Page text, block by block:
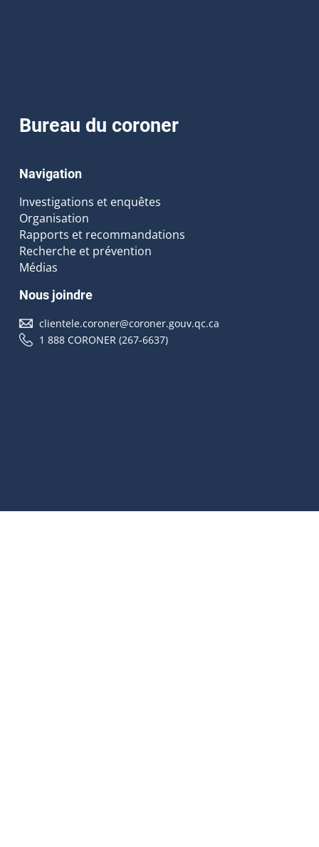
Bureau du coroner
Navigation
Investigations et enquêtes
Organisation
Rapports et recommandations
Recherche et prévention
Médias
Nous joindre
clientele.coroner@coroner.gouv.qc.ca
1 888 CORONER (267-6637)